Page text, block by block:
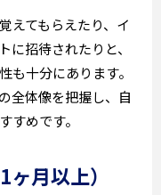
えてもらえたり、イ
に招待されたりと、
も十分にあります。
全体像を把握し、自
すめです。
月以上）